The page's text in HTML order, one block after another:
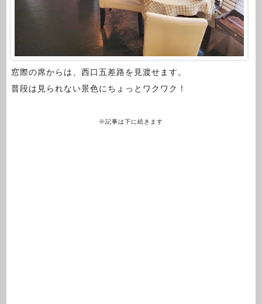
窓際の席からは、西口五差路を見渡せます。
普段は見られない景色にちょっとワクワク！
※記事は下に続きます